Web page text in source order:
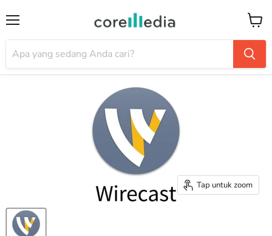
Tap untuk zoom